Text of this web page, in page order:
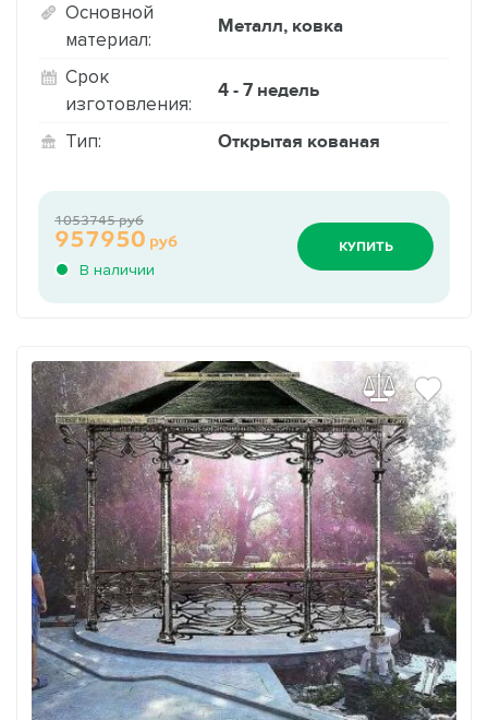
Основной
материал:
Металл, ковка
Срок
изготовления:
4 - 7 недель
Тип: Открытая кованая
В наличии
957950 руб
1053745 руб
КУПИТЬ